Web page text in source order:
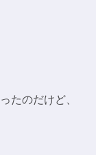
たのだけど、